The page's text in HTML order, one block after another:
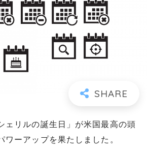
ェリルの誕生日」が米国最高の頭
ワーアップを果たしました。